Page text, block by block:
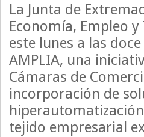
La Junta de
Economía, Empleo
este lunes a las
AMPLIA, una
Cámaras de
incorporación de
tejido empresarial